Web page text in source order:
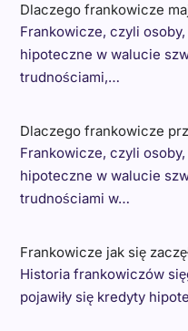
Dlaczego frankowicze
Frankowicze, czyli
hipoteczne w walucie
trudnościami,…
Dlaczego frankowicze
Frankowicze, czyli
hipoteczne w walucie
trudnościami w…
Frankowicze jak się
Historia frankowiczów
pojawiły się kredyty